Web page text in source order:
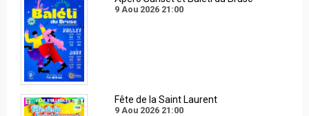
9 Aou 2026 21:00
Fête de la Saint Laurent
9 Aou 2026 21:00